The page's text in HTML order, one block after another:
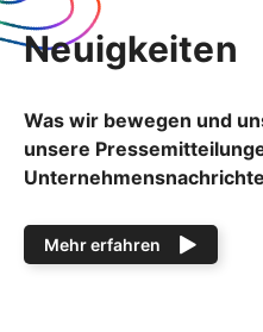
Neuigkeiten
Was wir bewegen und
unsere
Mehr erfahren